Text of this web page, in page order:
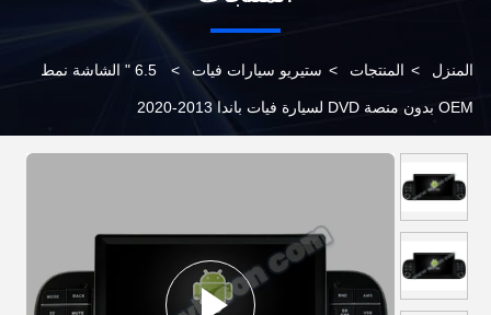
المنزل > المنتجات > ستيريو سيارات فيات > 6.5 " الشاشة نمط
OEM بدون منصة DVD لسيارة فيات باندا 2013-2020